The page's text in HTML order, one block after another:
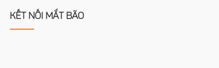
KẾT NỐI MẮT BÃO